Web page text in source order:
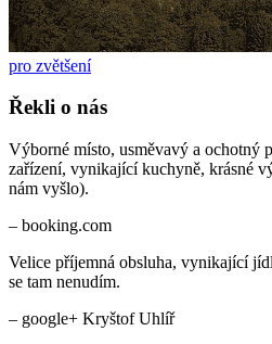
pro zvětšení
Řekli o nás
Výborné místo, usměvavý a ochotný
zařízení, vynikající kuchyně, krásné
nám vyšlo).
– booking.com
Velice příjemná obsluha, vynikající
se tam nenudím.
– google+ Kryštof Uhlíř